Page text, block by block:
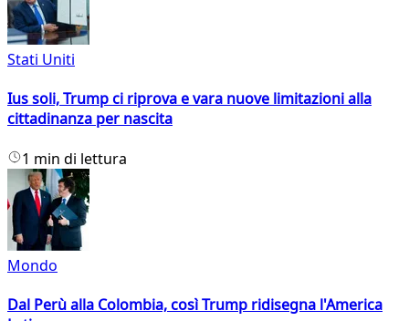
Stati Uniti
Ius soli, Trump ci riprova e vara nuove limitazioni alla
cittadinanza per nascita
1 min di lettura
Mondo
Dal Perù alla Colombia, così Trump ridisegna l'America